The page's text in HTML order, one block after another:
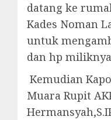
datang ke
Kades Noman
untuk
dan hp
Kemudian
Muara Rupit